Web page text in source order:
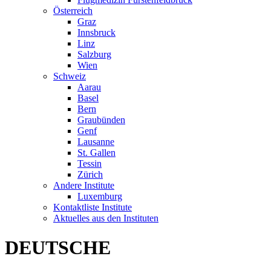
Österreich
Graz
Innsbruck
Linz
Salzburg
Wien
Schweiz
Aarau
Basel
Bern
Graubünden
Genf
Lausanne
St. Gallen
Tessin
Zürich
Andere Institute
Luxemburg
Kontaktliste Institute
Aktuelles aus den Instituten
DEUTSCHE